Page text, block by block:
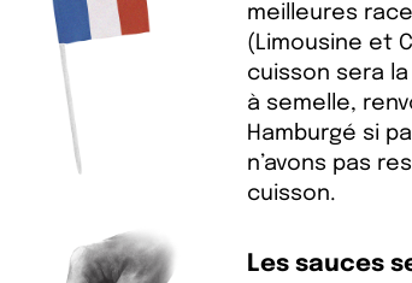
meilleures
(Limousine et
cuisson sera
à semelle,
Hamburgé si
n’avons pas
cuisson.
Les sauces